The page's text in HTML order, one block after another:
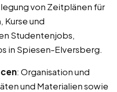
von Zeitplänen für
und
Studentenjobs,
in Spiesen-Elversberg.
: Organisation und
und Materialien sowie